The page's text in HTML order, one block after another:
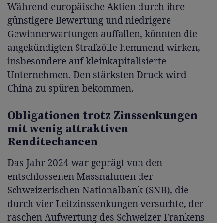
Während europäische Aktien durch ihre
günstigere Bewertung und niedrigere
Gewinnerwartungen auffallen, könnten die
angekündigten Strafzölle hemmend wirken,
insbesondere auf kleinkapitalisierte
Unternehmen. Den stärksten Druck wird
China zu spüren bekommen.
Obligationen trotz Zinssenkungen
mit wenig attraktiven
Renditechancen
Das Jahr 2024 war geprägt von den
entschlossenen Massnahmen der
Schweizerischen Nationalbank (SNB), die
durch vier Leitzinssenkungen versuchte, der
raschen Aufwertung des Schweizer Frankens